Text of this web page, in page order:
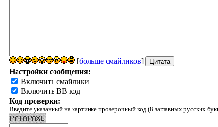
[больше смайликов]
Настройки сообщения:
Включить смайлики
Включить BB код
Код проверки:
Введите указанный на картинке проверочный код (8 заглавных русских